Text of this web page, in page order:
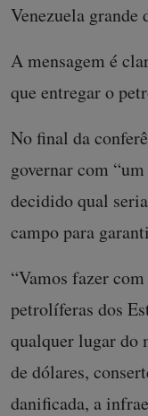
Venezuela grande
A mensagem é
que entregar o
No final da
governar com
decidido qual
campo para
“Vamos fazer
petrolíferas dos
qualquer lugar do
de dólares,
danificada, a